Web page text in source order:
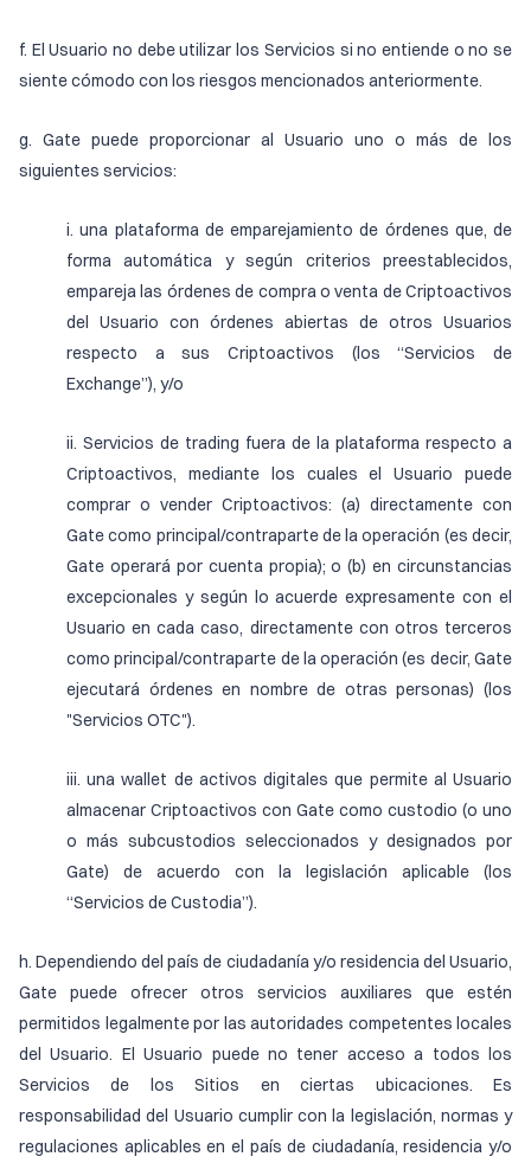
f. El Usuario no debe utilizar los Servicios si no entiende o no se
siente cómodo con los riesgos mencionados anteriormente.
g. Gate puede proporcionar al Usuario uno o más de los
siguientes servicios:
i. una plataforma de emparejamiento de órdenes que, de
forma automática y según criterios preestablecidos,
empareja las órdenes de compra o venta de Criptoactivos
del Usuario con órdenes abiertas de otros Usuarios
respecto a sus Criptoactivos (los “Servicios de
Exchange”), y/o
ii. Servicios de trading fuera de la plataforma respecto a
Criptoactivos, mediante los cuales el Usuario puede
comprar o vender Criptoactivos: (a) directamente con
Gate como principal/contraparte de la operación (es decir,
Gate operará por cuenta propia); o (b) en circunstancias
excepcionales y según lo acuerde expresamente con el
Usuario en cada caso, directamente con otros terceros
como principal/contraparte de la operación (es decir, Gate
ejecutará órdenes en nombre de otras personas) (los
"Servicios OTC").
iii. una wallet de activos digitales que permite al Usuario
almacenar Criptoactivos con Gate como custodio (o uno
o más subcustodios seleccionados y designados por
Gate) de acuerdo con la legislación aplicable (los
“Servicios de Custodia”).
h. Dependiendo del país de ciudadanía y/o residencia del Usuario,
Gate puede ofrecer otros servicios auxiliares que estén
permitidos legalmente por las autoridades competentes locales
del Usuario. El Usuario puede no tener acceso a todos los
Servicios de los Sitios en ciertas ubicaciones. Es
responsabilidad del Usuario cumplir con la legislación, normas y
regulaciones aplicables en el país de ciudadanía, residencia y/o